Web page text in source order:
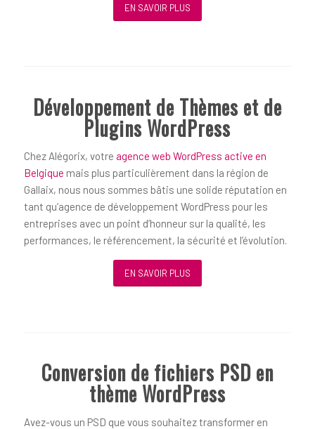
EN SAVOIR PLUS
Développement de Thèmes et de
Plugins WordPress
Chez Alégorix, votre agence web WordPress active en
Belgique mais plus particulièrement dans la région de
Gallaix, nous nous sommes bâtis une solide réputation en
tant qu’agence de développement WordPress pour les
entreprises avec un point d’honneur sur la qualité, les
performances, le référencement, la sécurité et l’évolution.
EN SAVOIR PLUS
Conversion de fichiers PSD en
thème WordPress
Avez-vous un PSD que vous souhaitez transformer en